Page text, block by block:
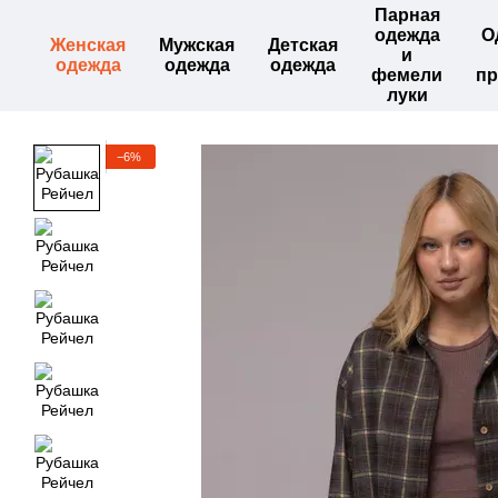
Женская
одежда
Мужская
одежда
Детская
одежда
Парная
одежда
и
фемели
луки
−6%